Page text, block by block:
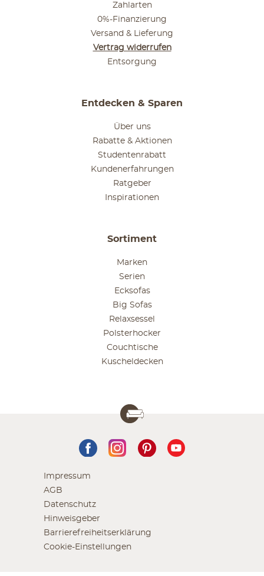
Zahlarten
0%-Finanzierung
Versand & Lieferung
Vertrag widerrufen
Entsorgung
Entdecken & Sparen
Über uns
Rabatte & Aktionen
Studentenrabatt
Kundenerfahrungen
Ratgeber
Inspirationen
Sortiment
Marken
Serien
Ecksofas
Big Sofas
Relaxsessel
Polsterhocker
Couchtische
Kuscheldecken
Impressum
AGB
Datenschutz
Hinweisgeber
Barrierefreiheitserklärung
Cookie-Einstellungen